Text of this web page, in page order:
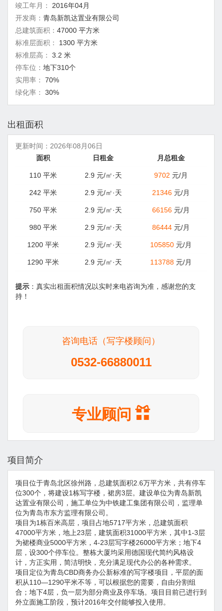
竣工年月：
2016年04月
开发商： 青岛新凯达置业有限公司
总建筑面积： 47000 平方米
标准层面积：
1300 平方米
标准层高：
3.2 米
停车位： 地下310个
实用率：
70%
绿化率：
30%
出租面积
更新时间： 2026年08月06日
面积
日租金 月总租金
110 平米 2.9 元/㎡·天 9702 元/月
242 平米 2.9 元/㎡·天 21346 元/月
750 平米 2.9 元/㎡·天 66156 元/月
980 平米 2.9 元/㎡·天 86444 元/月
1200 平米 2.9 元/㎡·天 105850 元/月
1290 平米 2.9 元/㎡·天 113788 元/月
提示 ：真实出租面积情况以实时来电咨询为准，感谢您的支
持！
咨询电话（写字楼顾问）
0532-66880011
专业顾问
项目简介
项目位于青岛北区徐州路，总建筑面积2.6万平方米，共有停车
位300个，将建设1栋写字楼，裙房3层。建设单位为青岛新凯
达置业有限公司，施工单位为中铁建工集团有限公司，监理单
位为青岛市东方监理有限公司。
项目为1栋百米高层，项目占地5717平方米，总建筑面积
47000平方米，地上23层，建筑面积31000平方米，其中1-3层
为裙楼商业5000平方米，4-23层写字楼26000平方米；地下4
层，设300个停车位。整栋大厦均采用德国现代简约风格设
计，方正实用，简洁明快，充分满足现代办公的各种需求。
项目定位为青岛CBD商务办公新标准的写字楼项目，平层的面
积从110—1290平米不等，可以根据您的需要，自由分割组
合；地下4层，负一层为部分商业及停车场。项目目前已进行到
外立面施工阶段，预计2016年交付能够投入使用。